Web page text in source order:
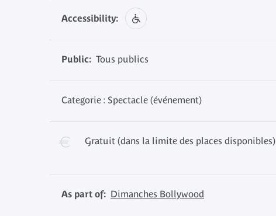
Accessibility:
Public: Tous publics
Categorie : Spectacle (événement)
Gratuit (dans la limite des places disponibles)
As part of: Dimanches Bollywood